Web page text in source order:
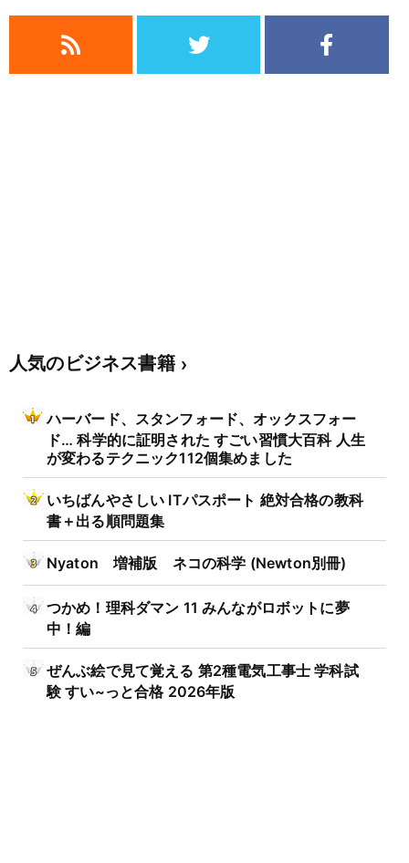
人気のビジネス書籍
ハーバード、スタンフォード、オックスフォー
ド… 科学的に証明された すごい習慣大百科 人生
が変わるテクニック112個集めました
いちばんやさしい ITパスポート 絶対合格の教科
書＋出る順問題集
Nyaton 増補版 ネコの科学 (Newton別冊)
つかめ！理科ダマン 11 みんながロボットに夢
中！編
ぜんぶ絵で見て覚える 第2種電気工事士 学科試
験 すい~っと合格 2026年版